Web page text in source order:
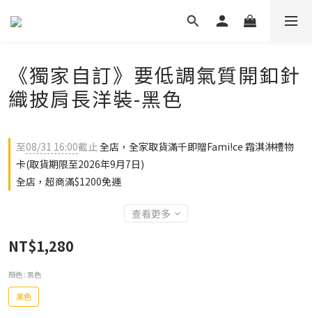
《獨家自訂》要低調氣質開釦針
織披肩長洋裝-黑色
至08/31 16:00截止全店，全家取貨滿千即贈Fami!ce 霜淇淋禮物
卡(取貨期限至2026年9月7日)
全店，超商滿$1200免運
查看更多
NT$1,280
顏色 : 黑色
黑色